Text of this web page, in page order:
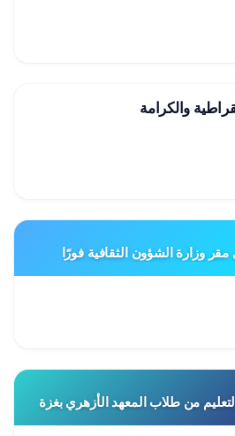
والكرامة
وزارة الشؤون الثقافية فورًا
من طلاب المعهد الأزهري بغزة